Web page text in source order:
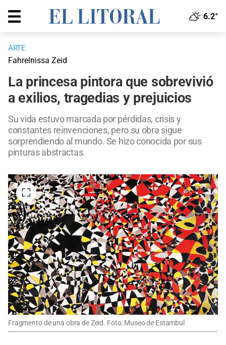
6.2°
ARTE
Fahrelnissa Zeid
La princesa pintora que sobrevivió
a exilios, tragedias y prejuicios
Su vida estuvo marcada por pérdidas, crisis y
constantes reinvenciones, pero su obra sigue
sorprendiendo al mundo. Se hizo conocida por sus
pinturas abstractas.
Fragmento de una obra de Zeid. Foto: Museo de Estambul